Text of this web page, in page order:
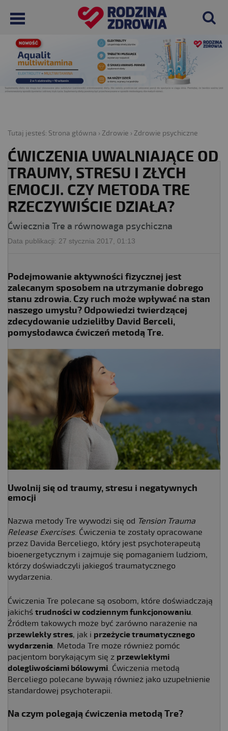
Tutaj jesteś: Strona główna › Zdrowie › Zdrowie psychiczne
ĆWICZENIA UWALNIAJĄCE OD
TRAUMY, STRESU I ZŁYCH
EMOCJI. CZY METODA TRE
RZECZYWIŚCIE DZIAŁA?
Ćwiecznia Tre a równowaga psychiczna
Data publikacji: 27 stycznia 2017, 01:13
Podejmowanie aktywności fizycznej jest
zalecanym sposobem na utrzymanie dobrego
stanu zdrowia. Czy ruch może wpływać na stan
naszego umysłu? Odpowiedzi twierdzącej
zdecydowanie udzieliłby David Berceli,
pomysłodawca ćwiczeń metodą Tre.
Uwolnij się od traumy, stresu i negatywnych
emocji
Nazwa metody Tre wywodzi się od Tension Trauma
Release Exercises. Ćwiczenia te zostały opracowane
przez Davida Berceliego, który jest psychoterapeutą
bioenergetycznym i zajmuje się pomaganiem ludziom,
którzy doświadczyli jakiegoś traumatycznego
wydarzenia.
Ćwiczenia Tre polecane są osobom, które doświadczają
jakichś trudności w codziennym funkcjonowaniu.
Źródłem takowych może być zarówno narażenie na
przewlekły stres, jak i przeżycie traumatycznego
wydarzenia. Metoda Tre może również pomóc
pacjentom borykającym się z przewlekłymi
dolegliwościami bólowymi. Ćwiczenia metodą
Berceliego polecane bywają również jako uzupełnienie
standardowej psychoterapii.
Na czym polegają ćwiczenia metodą Tre?